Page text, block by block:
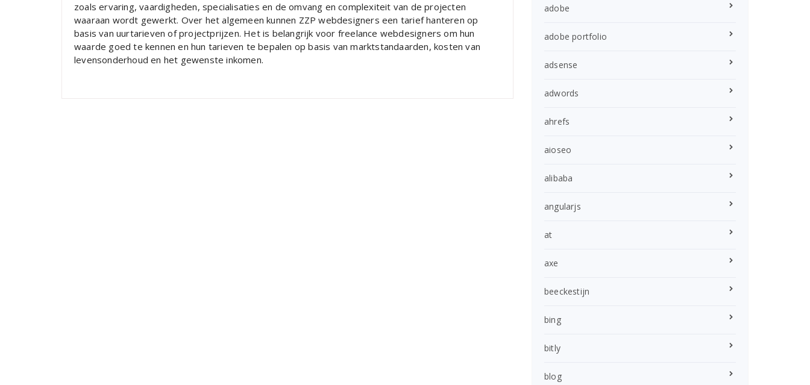
zoals ervaring, vaardigheden, specialisaties en de omvang en complexiteit van de projecten
waaraan wordt gewerkt. Over het algemeen kunnen ZZP webdesigners een tarief hanteren op
basis van uurtarieven of projectprijzen. Het is belangrijk voor freelance webdesigners om hun
waarde goed te kennen en hun tarieven te bepalen op basis van marktstandaarden, kosten van
levensonderhoud en het gewenste inkomen.
adobe
adobe portfolio
adsense
adwords
ahrefs
aioseo
alibaba
angularjs
at
axe
beeckestijn
bing
bitly
blog